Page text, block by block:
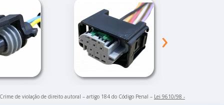
›
de violação de direito autoral – artigo 184 do Código Penal – Lei 9610/98 -